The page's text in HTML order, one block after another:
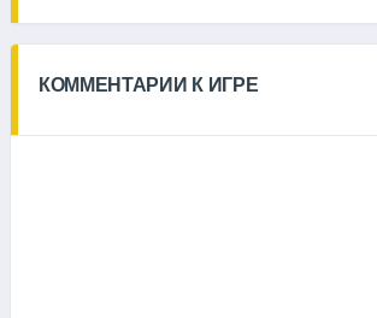
КОММЕНТАРИИ К ИГРЕ